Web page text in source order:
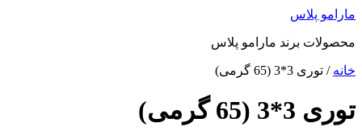
پرش
محتوا
مارامو پلاس
محصولات برند مارامو پلاس
خانه / توری 3*3 (65 گرمی)
توری 3*3 (65 گرمی)